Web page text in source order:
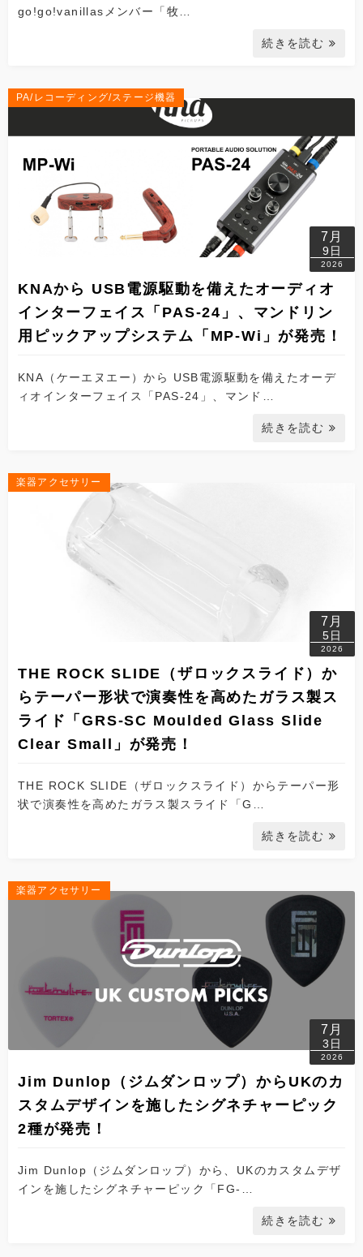
go!go!vanillasメンバー「牧…
続きを読む
PA/レコーディング/ステージ機器
7月
9日
2026
KNAから USB電源駆動を備えたオーディオ
インターフェイス「PAS-24」、マンドリン
用ピックアップシステム「MP-Wi」が発売！
KNA（ケーエヌエー）から USB電源駆動を備えたオーデ
ィオインターフェイス「PAS-24」、マンド…
続きを読む
楽器アクセサリー
7月
5日
2026
THE ROCK SLIDE（ザロックスライド）か
らテーパー形状で演奏性を高めたガラス製ス
ライド「GRS-SC Moulded Glass Slide
Clear Small」が発売！
THE ROCK SLIDE（ザロックスライド）からテーパー形
状で演奏性を高めたガラス製スライド「G…
続きを読む
楽器アクセサリー
7月
3日
2026
Jim Dunlop（ジムダンロップ）からUKのカ
スタムデザインを施したシグネチャーピック
2種が発売！
Jim Dunlop（ジムダンロップ）から、UKのカスタムデザ
インを施したシグネチャーピック「FG-…
続きを読む